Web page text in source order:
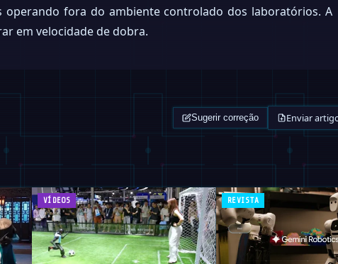
fora do ambiente controlado dos laboratórios. A
em velocidade de dobra.
Sugerir correção Enviar
VÍDEOS REVISTA